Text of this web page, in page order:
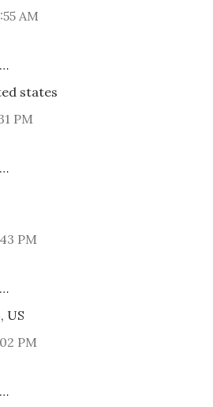
AM
states
PM
PM
US
PM